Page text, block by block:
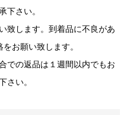
下さい。
致します。到着品に不良があ
お願い致します。
での返品は１週間以内でもお
さい。